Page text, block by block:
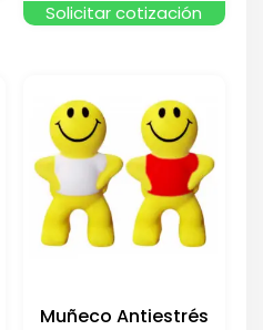
Solicitar cotización
Muñeco Antiestrés